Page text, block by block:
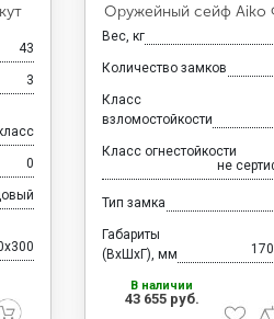
43
3
0
Оружейный сейф Aiko
Вес, кг
Количество замков
Класс
взломостойкости
Класс огнестойкости
не
Тип замка
Габариты
(ВхШхГ), мм
В наличии
43 655 руб.